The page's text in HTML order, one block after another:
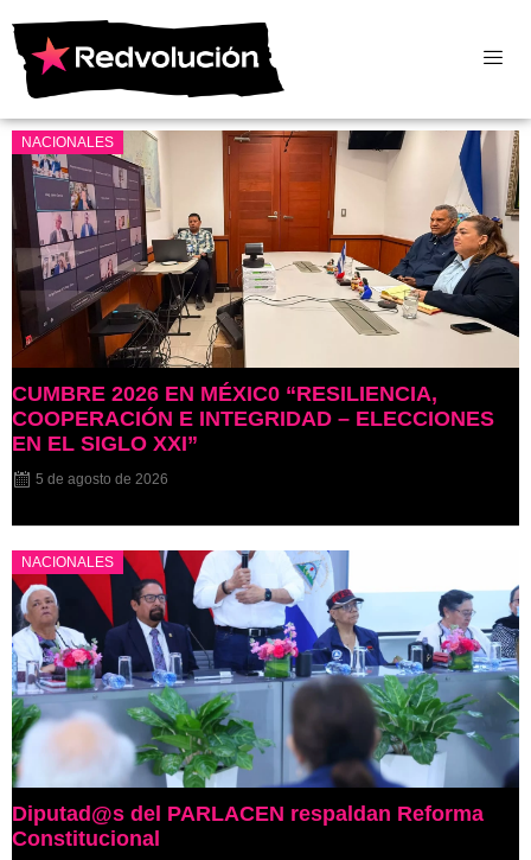
NACIONALES
CUMBRE 2026 EN MÉXIC0 “RESILIENCIA,
COOPERACIÓN E INTEGRIDAD – ELECCIONES
EN EL SIGLO XXI”
5 de agosto de 2026
NACIONALES
Diputad@s del PARLACEN respaldan Reforma
Constitucional